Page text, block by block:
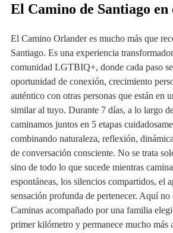
El Camino de Santiago en
El Camino Orlander es mucho más que
Santiago. Es una experiencia
comunidad LGTBIQ+, donde cada paso
oportunidad de conexión, crecimiento
auténtico con otras personas que están en
similar al tuyo. Durante 7 días, a lo largo
caminamos juntos en 5 etapas
combinando naturaleza, reflexión,
de conversación consciente. No se trata
sino de todo lo que sucede mientras
espontáneas, los silencios compartidos, el
sensación profunda de pertenecer. Aquí no
Caminas acompañado por una familia
primer kilómetro y permanece mucho más